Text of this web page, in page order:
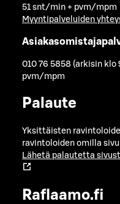
51 snt/min + pvm/mpm
Myyntipalveluiden
010 76 5858 (arkisin klo
pvm/mpm
Palaute
Yksittäisten
ravintoloiden omilla
Lähetä palautetta
Raflaamo.fi